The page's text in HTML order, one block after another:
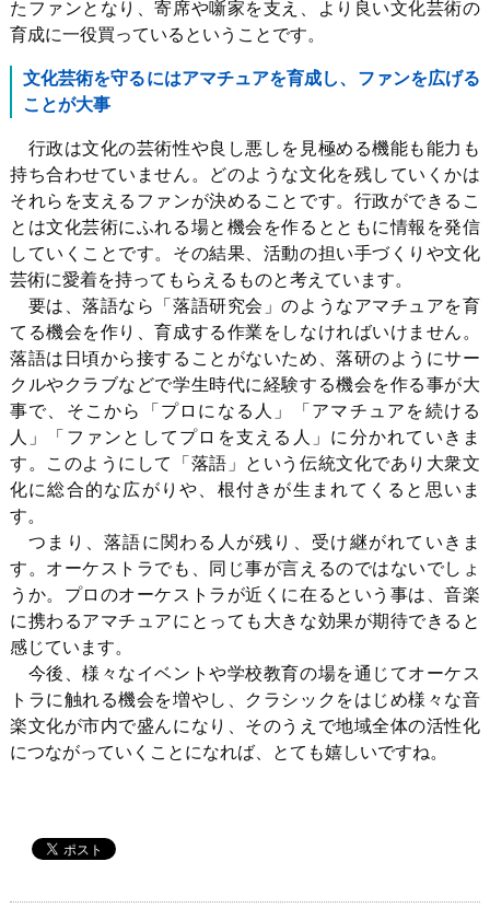
たファンとなり、寄席や噺家を支え、より良い文化芸術の
育成に一役買っているということです。
文化芸術を守るにはアマチュアを育成し、ファンを広げる
ことが大事
行政は文化の芸術性や良し悪しを見極める機能も能力も
持ち合わせていません。どのような文化を残していくかは
それらを支えるファンが決めることです。行政ができるこ
とは文化芸術にふれる場と機会を作るとともに情報を発信
していくことです。その結果、活動の担い手づくりや文化
芸術に愛着を持ってもらえるものと考えています。
要は、落語なら「落語研究会」のようなアマチュアを育
てる機会を作り、育成する作業をしなければいけません。
落語は日頃から接することがないため、落研のようにサー
クルやクラブなどで学生時代に経験する機会を作る事が大
事で、そこから「プロになる人」「アマチュアを続ける
人」「ファンとしてプロを支える人」に分かれていきま
す。このようにして「落語」という伝統文化であり大衆文
化に総合的な広がりや、根付きが生まれてくると思いま
す。
つまり、落語に関わる人が残り、受け継がれていきま
す。オーケストラでも、同じ事が言えるのではないでしょ
うか。プロのオーケストラが近くに在るという事は、音楽
に携わるアマチュアにとっても大きな効果が期待できると
感じています。
今後、様々なイベントや学校教育の場を通じてオーケス
トラに触れる機会を増やし、クラシックをはじめ様々な音
楽文化が市内で盛んになり、そのうえで地域全体の活性化
につながっていくことになれば、とても嬉しいですね。